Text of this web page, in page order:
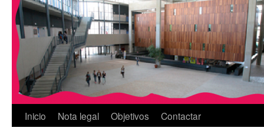
Inicio Nota legal Objetivos Contactar